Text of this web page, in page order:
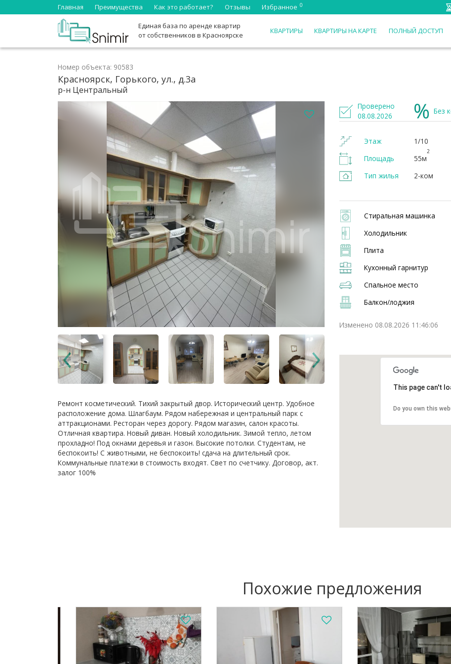
Главная Преимущества Как это работает? Отзывы Избранное 0
Единая база по аренде квартир
от собственников в Красноярске
КВАРТИРЫ КВАРТИРЫ НА КАРТЕ ПОЛНЫЙ ДОСТУП
Номер объекта: 90583
Красноярск, Горького, ул., д.3а
р-н Центральный
Ремонт косметический. Тихий закрытый двор. Исторический центр. Удобное
расположение дома. Шлагбаум. Рядом набережная и центральный парк с
аттракционами. Ресторан через дорогу. Рядом магазин, салон красоты.
Отличная квартира. Новый диван. Новый холодильник. Зимой тепло, летом
прохладно! Под окнами деревья и газон. Высокие потолки. Студентам, не
беспокоить! С животными, не беспокоить! сдача на длительный срок.
Коммунальные платежи в стоимость входят. Свет по счетчику. Договор, акт.
залог 100%
Проверено
08.08.2026
Без
Этаж
1/10
Площадь
55м
2
Тип жилья 2-ком
Стиральная машинка
Холодильник
Плита
Кухонный гарнитур
Спальное место
Балкон/лоджия
Изменено 08.08.2026 11:46:06
This page can't
Do you own this
Похожие предложения